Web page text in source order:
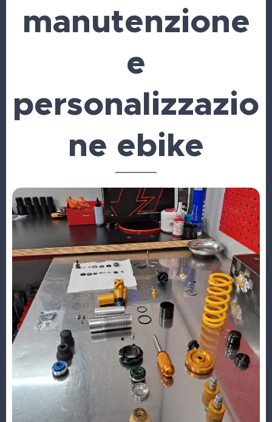
manutenzione
e
personalizzazio
ne ebike